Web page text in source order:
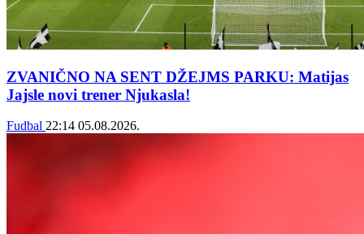
ZVANIČNO NA SENT DŽEJMS PARKU: Matijas
Jajsle novi trener Njukasla!
Fudbal 22:14 05.08.2026.